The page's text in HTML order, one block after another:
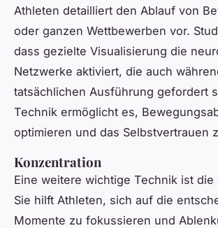
Athleten detailliert den Ablauf von
oder ganzen Wettbewerben vor.
dass gezielte Visualisierung die
Netzwerke aktiviert, die auch
tatsächlichen Ausführung gefordert
Technik ermöglicht es,
optimieren und das Selbstvertrauen
Konzentration
Eine weitere wichtige Technik ist die
Sie hilft Athleten, sich auf die
Momente zu fokussieren und